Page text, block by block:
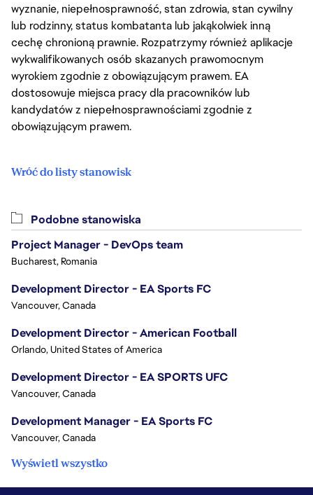
wyznanie, niepełnosprawność, stan zdrowia, stan cywilny
lub rodzinny, status kombatanta lub jakąkolwiek inną
cechę chronioną prawnie. Rozpatrzymy również aplikacje
wykwalifikowanych osób skazanych prawomocnym
wyrokiem zgodnie z obowiązującym prawem. EA
dostosowuje miejsca pracy dla pracowników lub
kandydatów z niepełnosprawnościami zgodnie z
obowiązującym prawem.
Wróć do listy stanowisk
Podobne stanowiska
Project Manager - DevOps team
Bucharest, Romania
Development Director - EA Sports FC
Vancouver, Canada
Development Director - American Football
Orlando, United States of America
Development Director - EA SPORTS UFC
Vancouver, Canada
Development Manager - EA Sports FC
Vancouver, Canada
Wyświetl wszystko